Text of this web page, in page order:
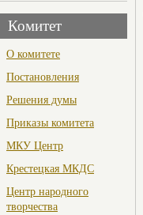
Комитет
О комитете
Постановления
Решения думы
Приказы комитета
МКУ Центр
Крестецкая МКДС
Центр народного
творчества